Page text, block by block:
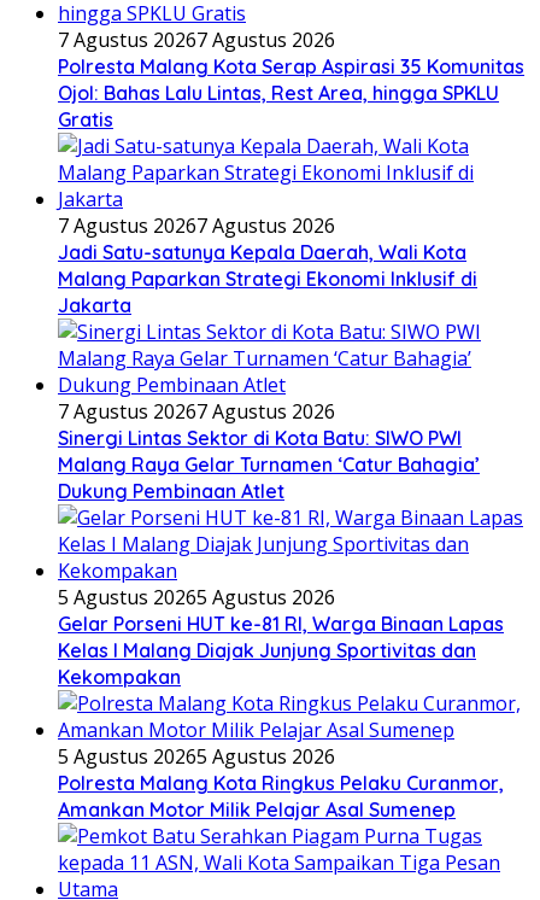
7 Agustus 20267 Agustus 2026
Polresta Malang Kota Serap Aspirasi 35 Komunitas
Ojol: Bahas Lalu Lintas, Rest Area, hingga SPKLU
Gratis
7 Agustus 20267 Agustus 2026
Jadi Satu-satunya Kepala Daerah, Wali Kota
Malang Paparkan Strategi Ekonomi Inklusif di
Jakarta
7 Agustus 20267 Agustus 2026
Sinergi Lintas Sektor di Kota Batu: SIWO PWI
Malang Raya Gelar Turnamen ‘Catur Bahagia’
Dukung Pembinaan Atlet
5 Agustus 20265 Agustus 2026
Gelar Porseni HUT ke-81 RI, Warga Binaan Lapas
Kelas I Malang Diajak Junjung Sportivitas dan
Kekompakan
5 Agustus 20265 Agustus 2026
Polresta Malang Kota Ringkus Pelaku Curanmor,
Amankan Motor Milik Pelajar Asal Sumenep